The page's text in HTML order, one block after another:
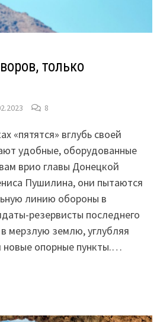
только
8
«пятятся» вглубь своей
удобные, оборудованные
врио главы Донецкой
Пушилина, они пытаются
линию обороны в
резервисты последнего
мерзлую землю, углубляя
новые опорные пункты.…